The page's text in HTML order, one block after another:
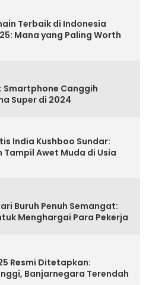
Terbaik di Indonesia
Mana yang Paling Worth
Smartphone Canggih
Super di 2024
India Kushboo Sundar:
Tampil Awet Muda di Usia
Buruh Penuh Semangat:
Menghargai Para Pekerja
Resmi Ditetapkan:
Banjarnegara Terendah